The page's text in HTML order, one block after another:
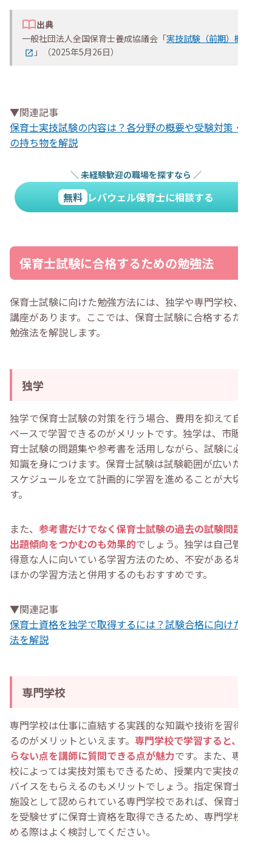
出典
一般社団法人全国保育士養成協議会「実技試験（前期）概要
」（2025年5月26日）
▼関連記事
保育士実技試験の内容は？各分野の概要や受験対策・当日
の持ち物を解説
＼ 未経験歓迎の職場を探すなら ／
無料 レバウェル保育士に相談する
保育士試験に合格するための勉強法
保育士試験に向けた勉強方法には、独学や専門学校、通信
講座があります。ここでは、保育士試験に合格するための
勉強法を解説します。
独学
独学で保育士試験の対策を行う場合、費用を抑えて自分の
ペースで学習できるのがメリットです。独学は、市販の保
育士試験の問題集や参考書を活用しながら、試験に必要な
知識を身につけます。保育士試験は試験範囲が広いため、
スケジュールを立て計画的に学習を進めることが大切で
す。
また、 参考書だけでなく保育士試験の過去の試験問題から
出題傾向をつかむのも効果的でしょう。独学は自己管理が
得意な人に向いている学習方法のため、不安がある場合は
ほかの学習方法と併用するのもおすすめです。
▼関連記事
保育士資格を独学で取得するには？試験合格に向けた勉強
法を解説
専門学校
専門学校は仕事に直結する実践的な知識や技術を習得でき
るのがメリットといえます。 専門学校で学習すると、わか
らない点を講師に質問できる点が魅力です。また、専門学
校によっては実技対策もできるため、授業内で実技のアド
バイスをもらえるのもメリットでしょう。指定保育士養成
施設として認められている専門学校であれば、保育士試験
を受験せずに保育士資格を取得できるため、専門学校を決
める際はよく検討してください。